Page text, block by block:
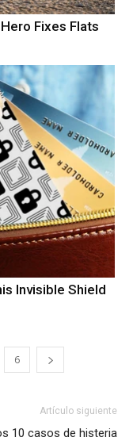
Fixes Flats
Invisible Shield
6
Artículo siguiente
10 casos de histeria